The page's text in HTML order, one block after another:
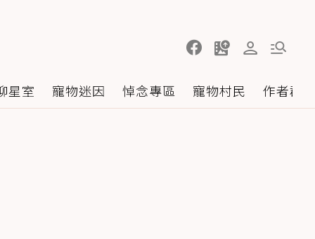
星室 寵物迷因 悼念專區 寵物村民 作者群